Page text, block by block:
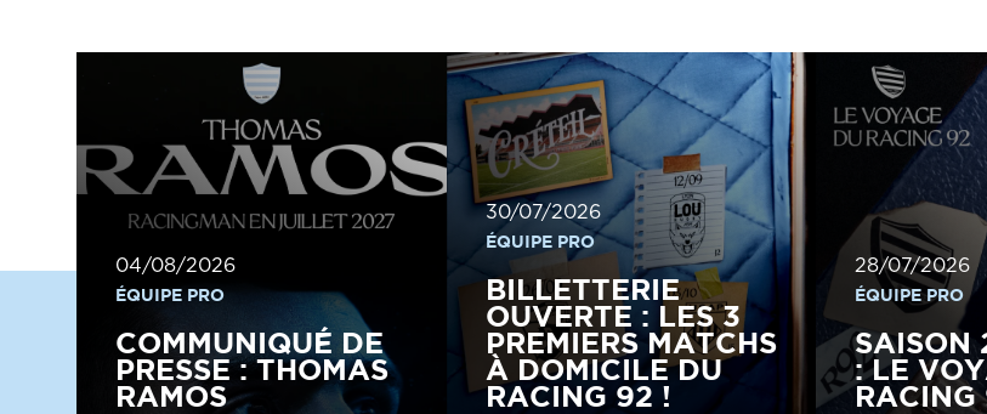
04/08/2026
ÉQUIPE PRO
COMMUNIQUÉ DE
PRESSE : THOMAS
RAMOS
30/07/2026
ÉQUIPE PRO
BILLETTERIE
OUVERTE : LES 3
PREMIERS MATCHS
À DOMICILE DU
RACING 92 !
28/07/2026
ÉQUIPE PRO
: LE
RACING